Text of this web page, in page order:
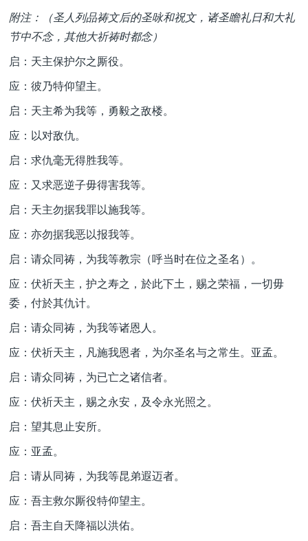
附注：（圣人列品祷文后的圣咏和祝文，诸圣瞻礼日和大礼
节中不念，其他大祈祷时都念）
启：天主保护尔之厮役。
应：彼乃特仰望主。
启：天主希为我等，勇毅之敌楼。
应：以对敌仇。
启：求仇毫无得胜我等。
应：又求恶逆子毋得害我等。
启：天主勿据我罪以施我等。
应：亦勿据我恶以报我等。
启：请众同祷，为我等教宗（呼当时在位之圣名）。
应：伏祈天主，护之寿之，於此下土，赐之荣福，一切毋
委，付於其仇计。
启：请众同祷，为我等诸恩人。
应：伏祈天主，凡施我恩者，为尔圣名与之常生。亚孟。
启：请众同祷，为已亡之诸信者。
应：伏祈天主，赐之永安，及令永光照之。
启：望其息止安所。
应：亚孟。
启：请从同祷，为我等昆弟遐迈者。
应：吾主救尔厮役特仰望主。
启：吾主自天降福以洪佑。